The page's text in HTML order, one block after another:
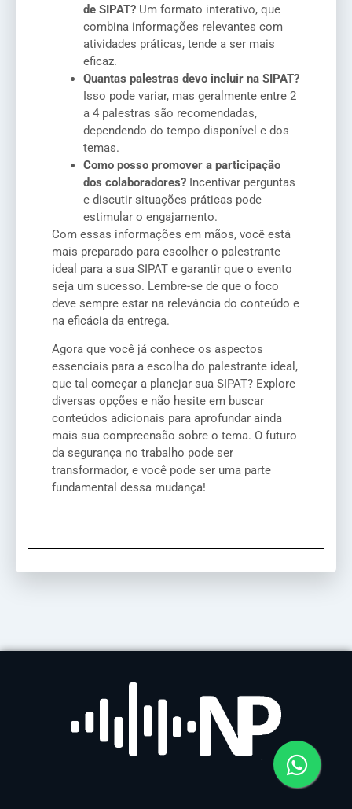
de SIPAT? Um formato interativo, que
combina informações relevantes com
atividades práticas, tende a ser mais
eficaz.
Quantas palestras devo incluir na SIPAT?
Isso pode variar, mas geralmente entre 2
a 4 palestras são recomendadas,
dependendo do tempo disponível e dos
temas.
Como posso promover a participação
dos colaboradores? Incentivar perguntas
e discutir situações práticas pode
estimular o engajamento.
Com essas informações em mãos, você está
mais preparado para escolher o palestrante
ideal para a sua SIPAT e garantir que o evento
seja um sucesso. Lembre-se de que o foco
deve sempre estar na relevância do conteúdo e
na eficácia da entrega.
Agora que você já conhece os aspectos
essenciais para a escolha do palestrante ideal,
que tal começar a planejar sua SIPAT? Explore
diversas opções e não hesite em buscar
conteúdos adicionais para aprofundar ainda
mais sua compreensão sobre o tema. O futuro
da segurança no trabalho pode ser
transformador, e você pode ser uma parte
fundamental dessa mudança!